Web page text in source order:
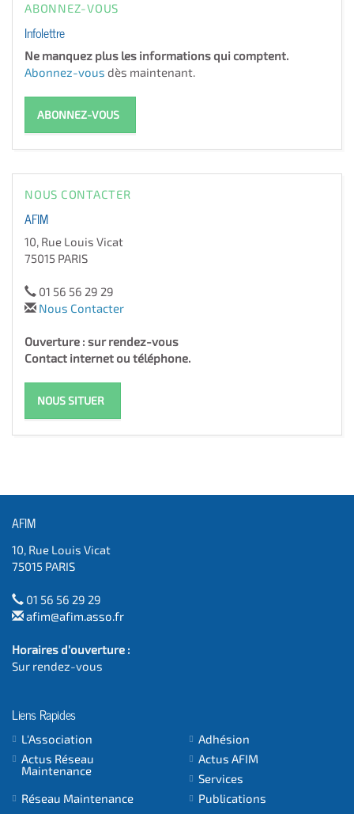
ABONNEZ-VOUS
Infolettre
Ne manquez plus les informations qui comptent.
Abonnez-vous dès maintenant.
ABONNEZ-VOUS
NOUS CONTACTER
AFIM
10, Rue Louis Vicat
75015 PARIS
01 56 56 29 29
Nous Contacter
Ouverture : sur rendez-vous
Contact internet ou téléphone.
NOUS SITUER
AFIM
10, Rue Louis Vicat
75015 PARIS
01 56 56 29 29
afim@afim.asso.fr
Horaires d'ouverture :
Sur rendez-vous
Liens Rapides
L'Association
Adhésion
Actus Réseau
Maintenance
Actus AFIM
Services
Réseau Maintenance
Publications